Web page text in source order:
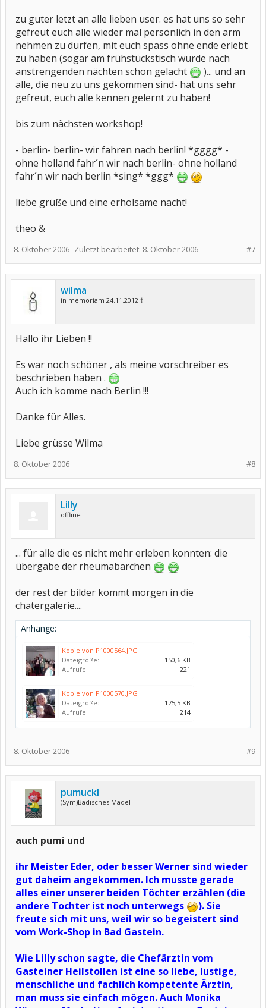
zu guter letzt an alle lieben user. es hat uns so sehr
gefreut euch alle wieder mal persönlich in den arm
nehmen zu dürfen, mit euch spass ohne ende erlebt
zu haben (sogar am frühstückstisch wurde nach
anstrengenden nächten schon gelacht
)... und an
alle, die neu zu uns gekommen sind- hat uns sehr
gefreut, euch alle kennen gelernt zu haben!
bis zum nächsten workshop!
- berlin- berlin- wir fahren nach berlin! *gggg* -
ohne holland fahr´n wir nach berlin- ohne holland
fahr´n wir nach berlin *sing* *ggg*
liebe grüße und eine erholsame nacht!
theo &
#7
8. Oktober 2006 Zuletzt bearbeitet: 8. Oktober 2006
wilma
in memoriam 24.11.2012 †
Hallo ihr Lieben !!
Es war noch schöner , als meine vorschreiber es
beschrieben haben .
Auch ich komme nach Berlin !!!
Danke für Alles.
Liebe grüsse Wilma
#8
8. Oktober 2006
Lilly
offline
... für alle die es nicht mehr erleben konnten: die
übergabe der rheumabärchen
der rest der bilder kommt morgen in die
chatergalerie....
Anhänge:
Kopie von P1000564.JPG
Dateigröße:
150,6 KB
Aufrufe:
221
Kopie von P1000570.JPG
Dateigröße:
175,5 KB
Aufrufe:
214
#9
8. Oktober 2006
pumuckl
(Sym)Badisches Mädel
auch pumi und
ihr Meister Eder, oder besser Werner sind wieder
gut daheim angekommen. Ich musste gerade
alles einer unserer beiden Töchter erzählen (die
andere Tochter ist noch unterwegs
). Sie
freute sich mit uns, weil wir so begeistert sind
vom Work-Shop in Bad Gastein.
Wie Lilly schon sagte, die Chefärztin vom
Gasteiner Heilstollen ist eine so liebe, lustige,
menschliche und fachlich kompetente Ärztin,
man muss sie einfach mögen. Auch Monika